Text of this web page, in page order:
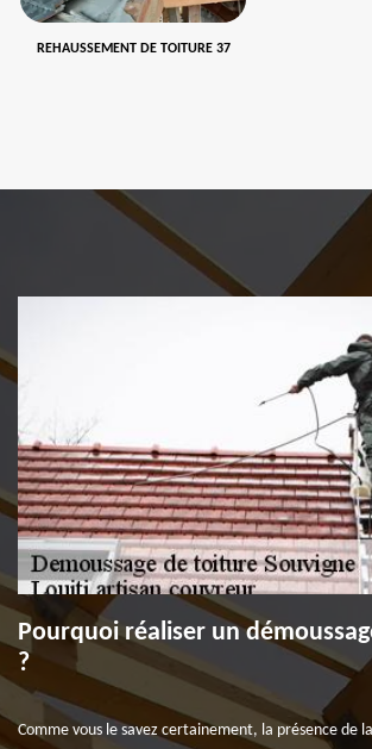
REHAUSSEMENT DE TOITURE 37
Pourquoi réaliser un
?
Comme vous le savez certainement, la présence de